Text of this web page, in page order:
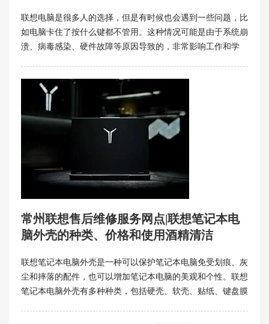
联想电脑是很多人的选择，但是有时候也会遇到一些问题，比
如电脑卡住了按什么键都不管用。这种情况可能是由于系统崩
溃、病毒感染、硬件故障等原因导致的，非常影响工作和学
常州联想售后维修服务网点|联想笔记本电
脑外壳的种类、价格和使用酒精清洁
联想笔记本电脑外壳是一种可以保护笔记本电脑免受划痕、灰
尘和摔落的配件，也可以增加笔记本电脑的美观和个性。联想
笔记本电脑外壳有多种种类，包括硬壳、软壳、贴纸、键盘膜